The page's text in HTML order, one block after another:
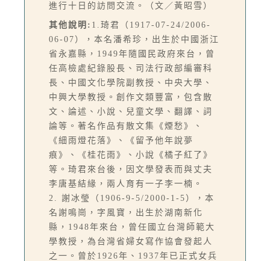
進行十日的訪問交流。（文／黃昭雪）
其他說明: 1.琦君（1917-07-24/2006-
06-07），本名潘希珍，出生於中國浙江
省永嘉縣，1949年隨國民政府來台，曾
任高檢處紀錄股長、司法行政部編審科
長、中國文化學院副教授、中央大學、
中興大學教授。創作文類豐富，包含散
文、論述、小說、兒童文學、翻譯、詞
論等。著名作品有散文集《煙愁》、
《細雨燈花落》、《留予他年說夢
痕》、《桂花雨》、小說《橘子紅了》
等。琦君來台後，因文學發表而與丈夫
李唐基結緣，兩人育有一子李一楠。
2. 謝冰瑩（1906-9-5/2000-1-5），本
名謝鳴崗，字風寶，出生於湖南新化
縣，1948年來台，曾任國立台灣師範大
學教授，為台灣省婦女寫作協會發起人
之一。曾於1926年、1937年已正式女兵